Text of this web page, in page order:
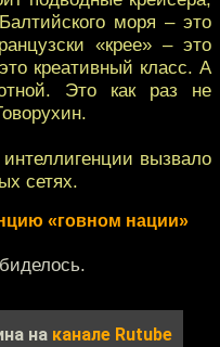
моря – это
«крее» – это
креативный класс. А
Это как раз не
вызвало
сетях.
«говном нации»
на канале Rutube